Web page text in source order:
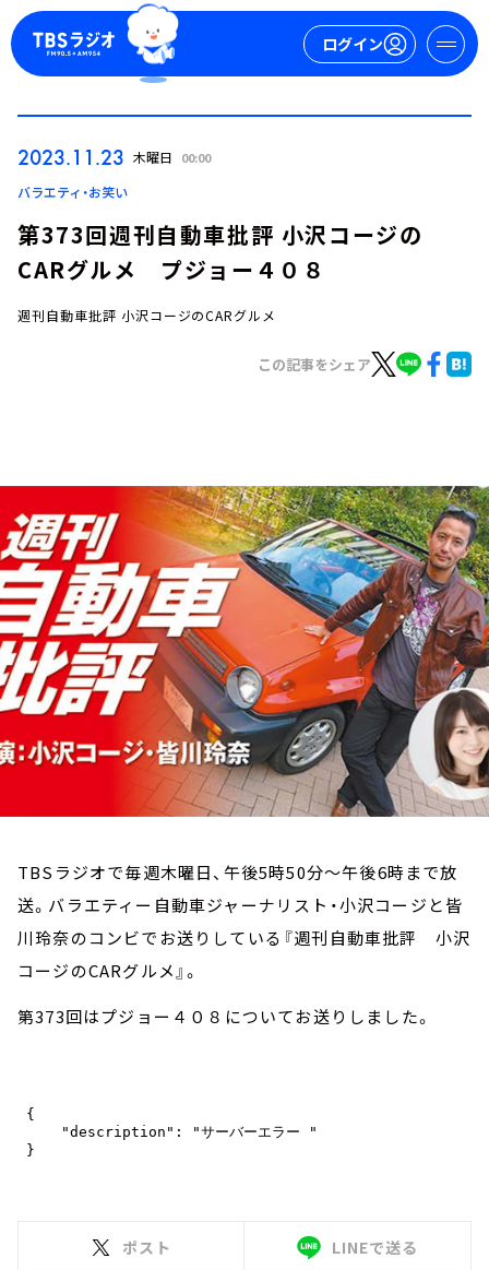
ログイン
ログイン
イベント・グッズ
YouTube
会社情報
2023.11.23 木曜日 00:00
バラエティ・お笑い
第373回週刊自動車批評 小沢コージの
CARグルメ プジョー４０８
週刊自動車批評 小沢コージのCARグルメ
この記事をシェア
TBSラジオで毎週木曜日、午後5時50分～午後6時まで放
送。バラエティー自動車ジャーナリスト・小沢コージと皆
川玲奈のコンビでお送りしている『週刊自動車批評 小沢
コージのCARグルメ』。
第373回はプジョー４０８についてお送りしました。
ポスト LINEで送る